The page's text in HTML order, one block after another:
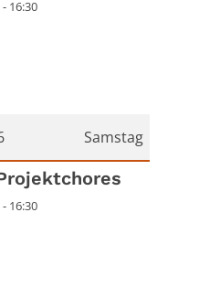
16:30
Samstag
2026
16:30